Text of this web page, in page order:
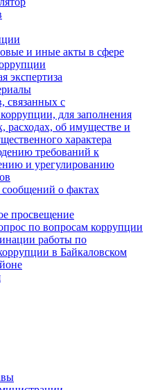
и иные акты в сфере
экспертиза
связанных с
для заполнения
расходах, об имуществе и
характера
требований к
и урегулированию
сообщений о фактах
просвещение
по вопросам коррупции
работы по
в Байкаловском